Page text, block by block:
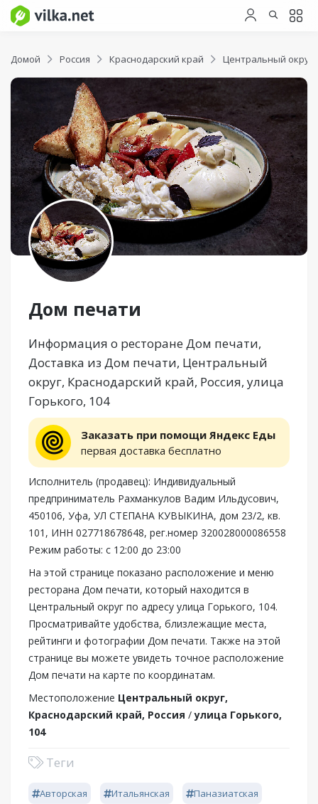
Домой Россия Краснодарский край Центральный округ
Дом печати
Информация о ресторане Дом печати,
Доставка из Дом печати, Центральный
округ, Краснодарский край, Россия, улица
Горького, 104
Заказать при помощи Яндекс Еды
первая доставка бесплатно
Исполнитель (продавец): Индивидуальный
предприниматель Рахманкулов Вадим Ильдусович,
450106, Уфа, УЛ СТЕПАНА КУВЫКИНА, дом 23/2, кв.
101, ИНН 027718678648, рег.номер 320028000086558
Режим работы: с 12:00 до 23:00
На этой странице показано расположение и меню
ресторана Дом печати, который находится в
Центральный округ по адресу улица Горького, 104.
Просматривайте удобства, близлежащие места,
рейтинги и фотографии Дом печати. Также на этой
странице вы можете увидеть точное расположение
Дом печати на карте по координатам.
Местоположение Центральный округ,
Краснодарский край, Россия /улица Горького,
104
Теги
Авторская Итальянская Паназиатская